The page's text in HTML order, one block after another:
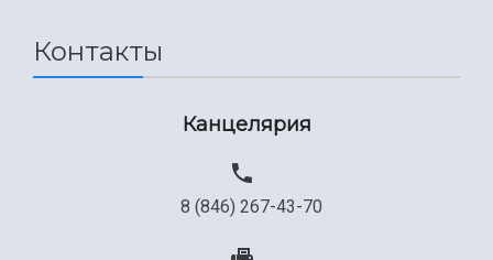
Сведения об образовательной организации
Контакты
Канцелярия
8 (846) 267-43-70